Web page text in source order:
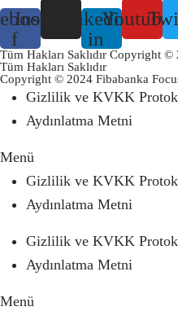
f
InstagramLinkedin-
in
Youtube
Tüm Hakları Saklıdır Copyright ©
Tüm Hakları Saklıdır
Copyright © 2024 Fibabanka
Gizlilik ve KVKK
Aydınlatma Metni
Menü
Gizlilik ve KVKK
Aydınlatma Metni
Gizlilik ve KVKK
Aydınlatma Metni
Menü